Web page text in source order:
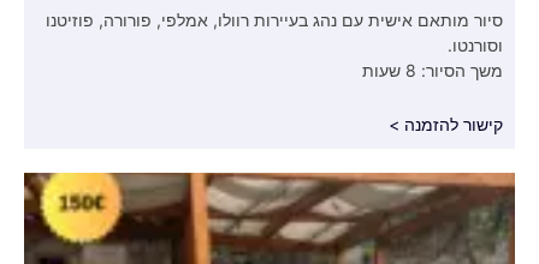
סיור מותאם אישית עם נהג בעיירות רוולו, אמלפי, פורורה, פוזיטנו
וסורנטו.
משך הסיור: 8 שעות
קישור להזמנה >